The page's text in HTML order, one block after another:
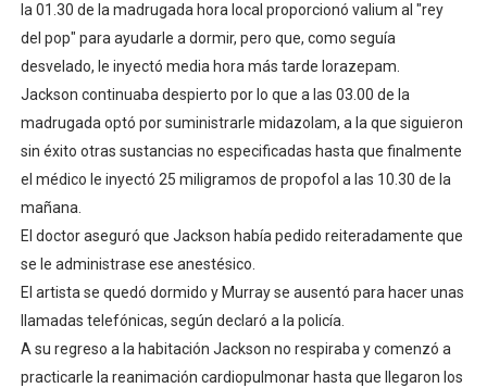
la 01.30 de la madrugada hora local proporcionó valium al "rey
del pop" para ayudarle a dormir, pero que, como seguía
desvelado, le inyectó media hora más tarde lorazepam.
Jackson continuaba despierto por lo que a las 03.00 de la
madrugada optó por suministrarle midazolam, a la que siguieron
sin éxito otras sustancias no especificadas hasta que finalmente
el médico le inyectó 25 miligramos de propofol a las 10.30 de la
mañana.
El doctor aseguró que Jackson había pedido reiteradamente que
se le administrase ese anestésico.
El artista se quedó dormido y Murray se ausentó para hacer unas
llamadas telefónicas, según declaró a la policía.
A su regreso a la habitación Jackson no respiraba y comenzó a
practicarle la reanimación cardiopulmonar hasta que llegaron los